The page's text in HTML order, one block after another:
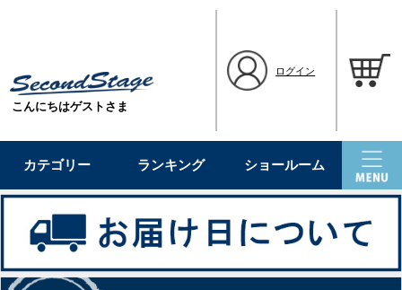
こんにちはゲストさま
ログイン
カテゴリー ランキング ショールーム